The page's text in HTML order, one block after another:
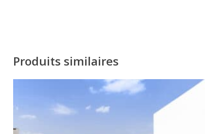
Produits similaires